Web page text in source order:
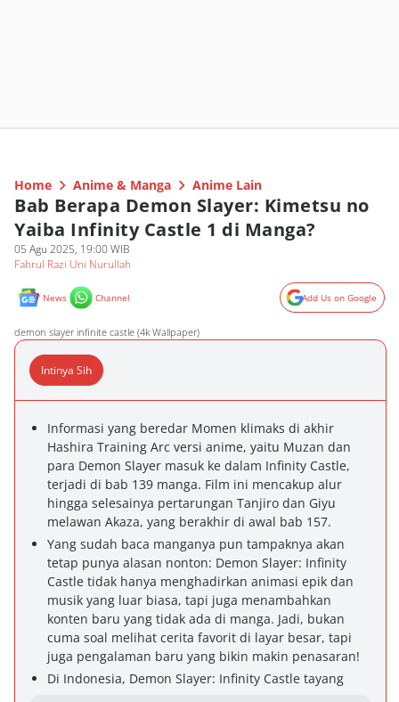
Home Anime & Manga Anime Lain
Bab Berapa Demon Slayer: Kimetsu no
Yaiba Infinity Castle 1 di Manga?
05 Agu 2025, 19:00 WIB
Fahrul Razi Uni Nurullah
News Channel Add Us on Google
demon slayer infinite castle (4k Wallpaper)
Intinya Sih
Informasi yang beredar Momen klimaks di akhir
Hashira Training Arc versi anime, yaitu Muzan dan
para Demon Slayer masuk ke dalam Infinity Castle,
terjadi di bab 139 manga. Film ini mencakup alur
hingga selesainya pertarungan Tanjiro dan Giyu
melawan Akaza, yang berakhir di awal bab 157.
Yang sudah baca manganya pun tampaknya akan
tetap punya alasan nonton: Demon Slayer: Infinity
Castle tidak hanya menghadirkan animasi epik dan
musik yang luar biasa, tapi juga menambahkan
konten baru yang tidak ada di manga. Jadi, bukan
cuma soal melihat cerita favorit di layar besar, tapi
juga pengalaman baru yang bikin makin penasaran!
Di Indonesia, Demon Slayer: Infinity Castle tayang